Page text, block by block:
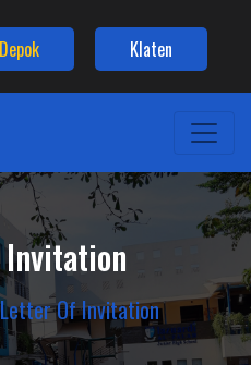
Depok Klaten
Letter Of Invitation